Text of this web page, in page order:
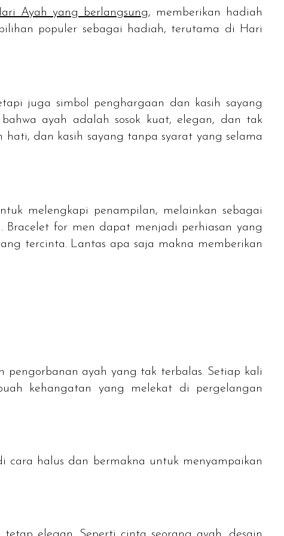
Ayah yang berlangsung, memberikan hadiah
populer sebagai hadiah, terutama di Hari
juga simbol penghargaan dan kasih sayang
ayah adalah sosok kuat, elegan, dan tak
dan kasih sayang tanpa syarat yang selama
melengkapi penampilan, melainkan sebagai
Bracelet for men dapat menjadi perhiasan yang
tercinta. Lantas apa saja makna memberikan
ayah yang tak terbalas. Setiap kali
kehangatan yang melekat di pergelangan
cara halus dan bermakna untuk menyampaikan